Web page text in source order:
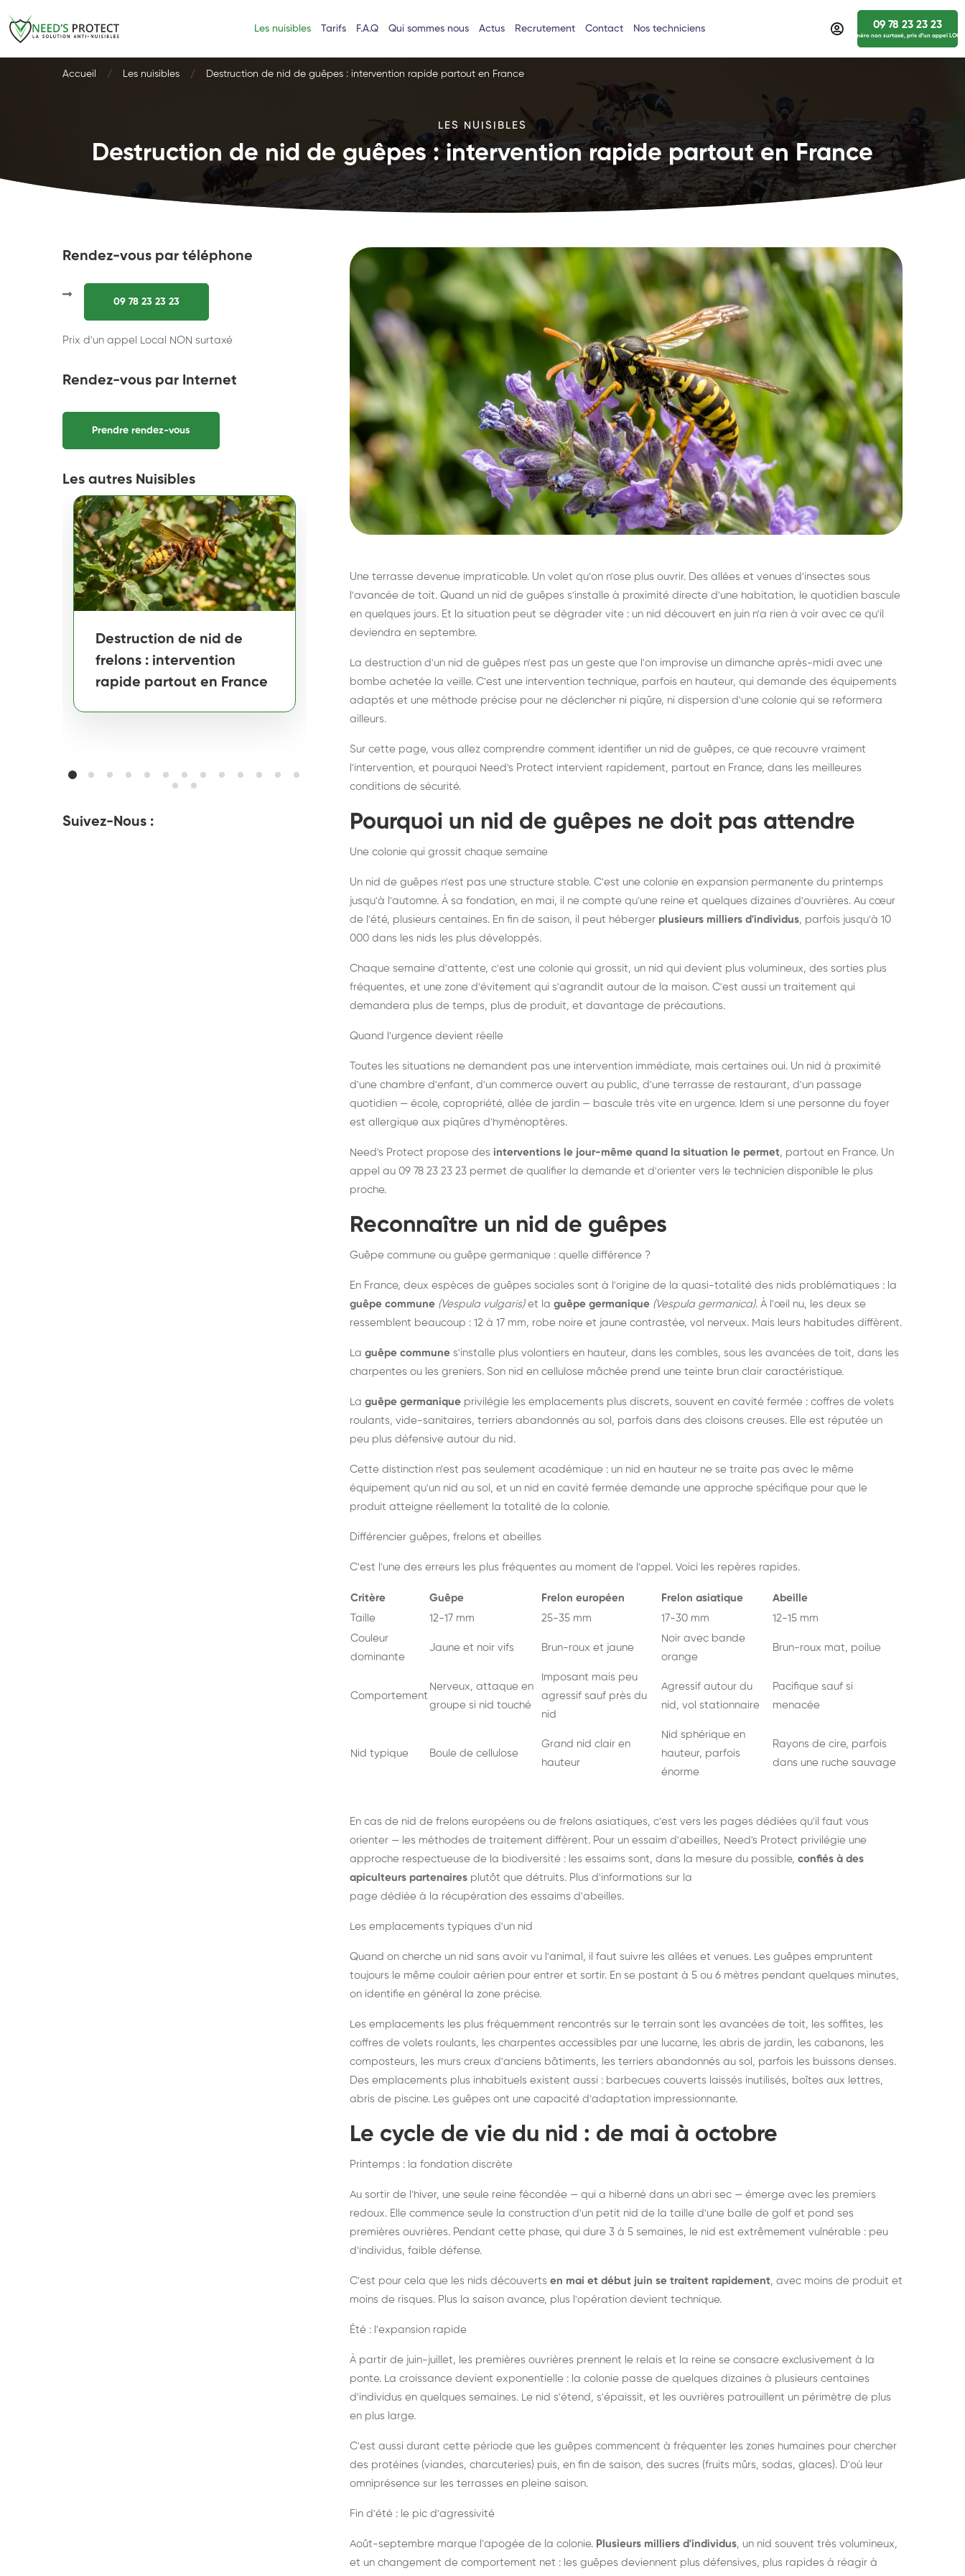
Les nuisibles Tarifs F.A.Q Qui sommes nous Actus Recrutement Contact Nos techniciens 09 78 23 23 23
numéro non surtaxé, prix d’un appel
Accueil Les nuisibles Destruction de nid de guêpes : intervention rapide partout en France
LES NUISIBLES
Destruction de nid de guêpes : intervention rapide partout en France
Rendez-vous par téléphone
09 78 23 23 23
Prix d'un appel Local NON surtaxé
Rendez-vous par Internet
Prendre rendez-vous
Les autres Nuisibles
Destruction de nid de
frelons : intervention
rapide partout en France
Destruction de nid de
frelons asiatiques :
intervention partout en
France
durablement rats et
souris, partout en France
partout
Suivez-Nous :
Une terrasse devenue impraticable. Un volet qu'on n'ose plus ouvrir. Des allées et venues d'insectes sous
l'avancée de toit. Quand un nid de guêpes s'installe à proximité directe d'une habitation, le quotidien bascule
en quelques jours. Et la situation peut se dégrader vite : un nid découvert en juin n'a rien à voir avec ce qu'il
deviendra en septembre.
La destruction d'un nid de guêpes n'est pas un geste que l'on improvise un dimanche après-midi avec une
bombe achetée la veille. C'est une intervention technique, parfois en hauteur, qui demande des équipements
adaptés et une méthode précise pour ne déclencher ni piqûre, ni dispersion d'une colonie qui se reformera
ailleurs.
Sur cette page, vous allez comprendre comment identifier un nid de guêpes, ce que recouvre vraiment
l'intervention, et pourquoi Need's Protect intervient rapidement, partout en France, dans les meilleures
conditions de sécurité.
Pourquoi un nid de guêpes ne doit pas attendre
Une colonie qui grossit chaque semaine
Un nid de guêpes n'est pas une structure stable. C'est une colonie en expansion permanente du printemps
jusqu'à l'automne. À sa fondation, en mai, il ne compte qu'une reine et quelques dizaines d'ouvrières. Au cœur
de l'été, plusieurs centaines. En fin de saison, il peut héberger plusieurs milliers d'individus, parfois jusqu'à 10
000 dans les nids les plus développés.
Chaque semaine d'attente, c'est une colonie qui grossit, un nid qui devient plus volumineux, des sorties plus
fréquentes, et une zone d'évitement qui s'agrandit autour de la maison. C'est aussi un traitement qui
demandera plus de temps, plus de produit, et davantage de précautions.
Quand l'urgence devient réelle
Toutes les situations ne demandent pas une intervention immédiate, mais certaines oui. Un nid à proximité
d'une chambre d'enfant, d'un commerce ouvert au public, d'une terrasse de restaurant, d'un passage
quotidien — école, copropriété, allée de jardin — bascule très vite en urgence. Idem si une personne du foyer
est allergique aux piqûres d'hyménoptères.
Need's Protect propose des interventions le jour-même quand la situation le permet, partout en France. Un
appel au 09 78 23 23 23 permet de qualifier la demande et d'orienter vers le technicien disponible le plus
proche.
Reconnaître un nid de guêpes
Guêpe commune ou guêpe germanique : quelle différence ?
En France, deux espèces de guêpes sociales sont à l'origine de la quasi-totalité des nids problématiques : la
guêpe commune (Vespula vulgaris)et la guêpe germanique (Vespula germanica). À l'œil nu, les deux se
ressemblent beaucoup : 12 à 17 mm, robe noire et jaune contrastée, vol nerveux. Mais leurs habitudes diffèrent.
La guêpe commune s'installe plus volontiers en hauteur, dans les combles, sous les avancées de toit, dans les
charpentes ou les greniers. Son nid en cellulose mâchée prend une teinte brun clair caractéristique.
La guêpe germanique privilégie les emplacements plus discrets, souvent en cavité fermée : coffres de volets
roulants, vide-sanitaires, terriers abandonnés au sol, parfois dans des cloisons creuses. Elle est réputée un
peu plus défensive autour du nid.
Cette distinction n'est pas seulement académique : un nid en hauteur ne se traite pas avec le même
équipement qu'un nid au sol, et un nid en cavité fermée demande une approche spécifique pour que le
produit atteigne réellement la totalité de la colonie.
Différencier guêpes, frelons et abeilles
C'est l'une des erreurs les plus fréquentes au moment de l'appel. Voici les repères rapides.
Critère Guêpe Frelon européen Frelon asiatique
Abeille
Taille
12-17 mm 25-35 mm 17-30 mm
12-15 mm
Couleur
dominante
Jaune et noir vifs Brun-roux et jaune
Noir avec bande
orange
Brun-roux mat, poilue
Comportement
Nerveux, attaque en
groupe si nid touché
Imposant mais peu
agressif sauf près du
nid
Agressif autour du
nid, vol stationnaire
Pacifique sauf si
menacée
Nid typique Boule de cellulose
Grand nid clair en
hauteur
Nid sphérique en
hauteur, parfois
énorme
Rayons de cire, parfois
dans une ruche sauvage
En cas de nid de frelons européens ou de frelons asiatiques, c'est vers les pages dédiées qu'il faut vous
orienter — les méthodes de traitement diffèrent. Pour un essaim d'abeilles, Need's Protect privilégie une
approche respectueuse de la biodiversité : les essaims sont, dans la mesure du possible, confiés à des
apiculteurs partenaires plutôt que détruits. Plus d'informations sur la
page dédiée à la récupération des essaims d'abeilles.
Les emplacements typiques d'un nid
Quand on cherche un nid sans avoir vu l'animal, il faut suivre les allées et venues. Les guêpes empruntent
toujours le même couloir aérien pour entrer et sortir. En se postant à 5 ou 6 mètres pendant quelques minutes,
on identifie en général la zone précise.
Les emplacements les plus fréquemment rencontrés sur le terrain sont les avancées de toit, les soffites, les
coffres de volets roulants, les charpentes accessibles par une lucarne, les abris de jardin, les cabanons, les
composteurs, les murs creux d'anciens bâtiments, les terriers abandonnés au sol, parfois les buissons denses.
Des emplacements plus inhabituels existent aussi : barbecues couverts laissés inutilisés, boîtes aux lettres,
abris de piscine. Les guêpes ont une capacité d'adaptation impressionnante.
Le cycle de vie du nid : de mai à octobre
Printemps : la fondation discrète
Au sortir de l'hiver, une seule reine fécondée — qui a hiberné dans un abri sec — émerge avec les premiers
redoux. Elle commence seule la construction d'un petit nid de la taille d'une balle de golf et pond ses
premières ouvrières. Pendant cette phase, qui dure 3 à 5 semaines, le nid est extrêmement vulnérable : peu
d'individus, faible défense.
C'est pour cela que les nids découverts en mai et début juin se traitent rapidement, avec moins de produit et
moins de risques. Plus la saison avance, plus l'opération devient technique.
Été : l'expansion rapide
À partir de juin-juillet, les premières ouvrières prennent le relais et la reine se consacre exclusivement à la
ponte. La croissance devient exponentielle : la colonie passe de quelques dizaines à plusieurs centaines
d'individus en quelques semaines. Le nid s'étend, s'épaissit, et les ouvrières patrouillent un périmètre de plus
en plus large.
C'est aussi durant cette période que les guêpes commencent à fréquenter les zones humaines pour chercher
des protéines (viandes, charcuteries) puis, en fin de saison, des sucres (fruits mûrs, sodas, glaces). D'où leur
omniprésence sur les terrasses en pleine saison.
Fin d'été : le pic d'agressivité
Août-septembre marque l'apogée de la colonie. Plusieurs milliers d'individus, un nid souvent très volumineux,
et un changement de comportement net : les guêpes deviennent plus défensives, plus rapides à réagir à